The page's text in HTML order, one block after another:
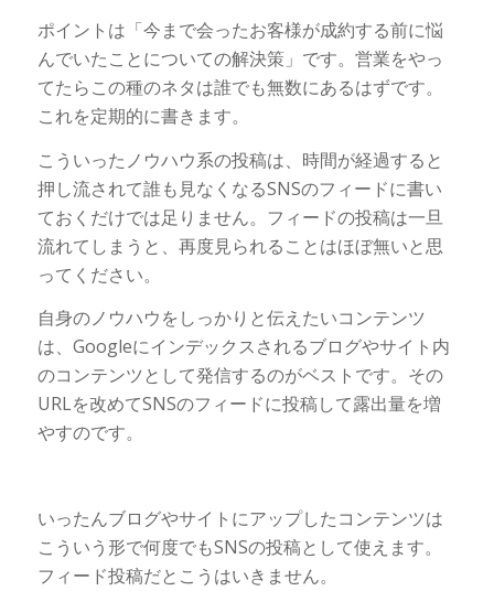
ポイントは「今まで会ったお客様が成約する前に悩
んでいたことについての解決策」です。営業をやっ
てたらこの種のネタは誰でも無数にあるはずです。
これを定期的に書きます。
こういったノウハウ系の投稿は、時間が経過すると
押し流されて誰も見なくなるSNSのフィードに書い
ておくだけでは足りません。フィードの投稿は一旦
流れてしまうと、再度見られることはほぼ無いと思
ってください。
自身のノウハウをしっかりと伝えたいコンテンツ
は、Googleにインデックスされるブログやサイト内
のコンテンツとして発信するのがベストです。その
URLを改めてSNSのフィードに投稿して露出量を増
やすのです。
いったんブログやサイトにアップしたコンテンツは
こういう形で何度でもSNSの投稿として使えます。
フィード投稿だとこうはいきません。